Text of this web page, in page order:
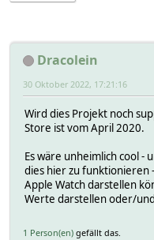
Dracolein
30 Oktober 2022, 17:21:16
Wird dies Projekt noch
Store ist vom April 2020.
Es wäre unheimlich cool -
dies hier zu funktionieren
Apple Watch darstellen
Werte darstellen oder/
1 Person(en) gefällt das.